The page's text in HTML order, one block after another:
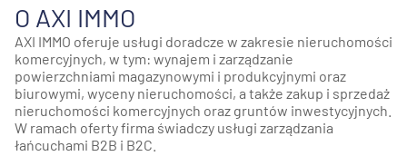
O AXI IMMO
AXI IMMO oferuje usługi doradcze w zakresie nieruchomości
komercyjnych, w tym: wynajem i zarządzanie
powierzchniami magazynowymi i produkcyjnymi oraz
biurowymi, wyceny nieruchomości, a także zakup i sprzedaż
nieruchomości komercyjnych oraz gruntów inwestycyjnych.
W ramach oferty firma świadczy usługi zarządzania
łańcuchami B2B i B2C.